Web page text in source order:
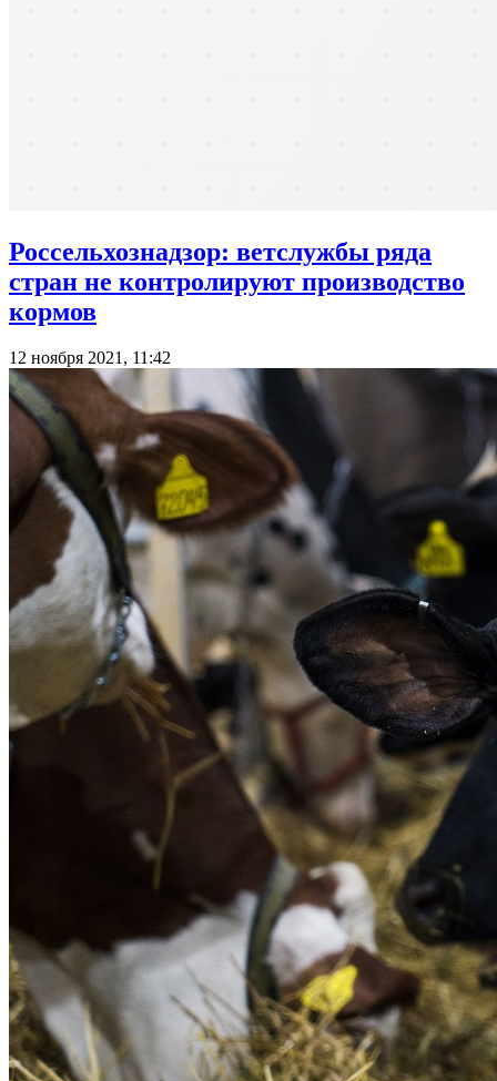
Россельхознадзор: ветслужбы ряда
стран не контролируют производство
кормов
12 ноября 2021, 11:42